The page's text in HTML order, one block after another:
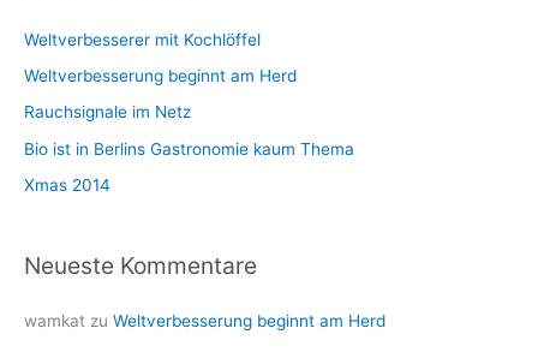
n
n
a
Weltverbesserer mit Kochlöffel
Weltverbesserung beginnt am Herd
Rauchsignale im Netz
Bio ist in Berlins Gastronomie kaum Thema
Xmas 2014
Neueste Kommentare
wamkat zu Weltverbesserung beginnt am Herd